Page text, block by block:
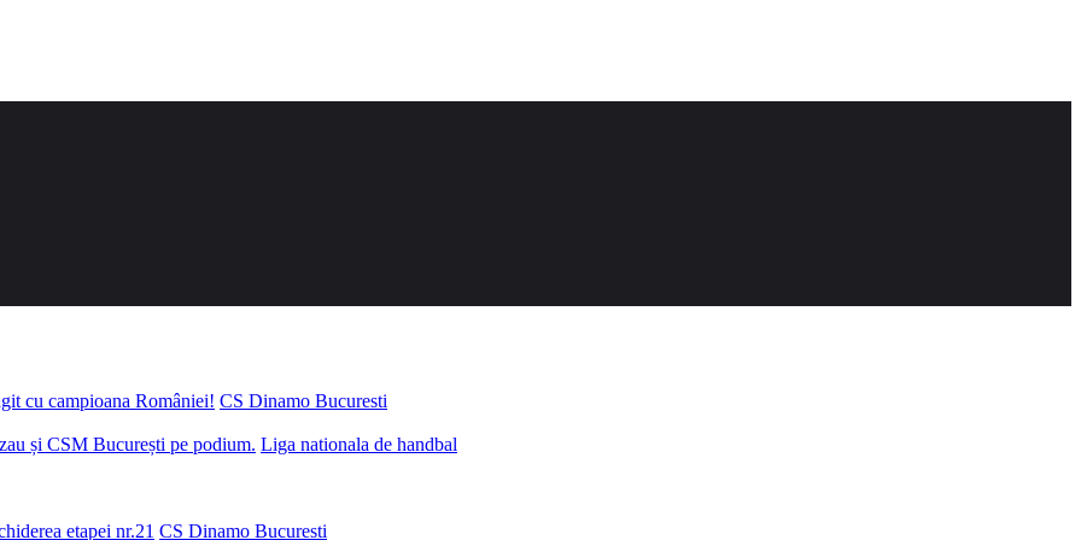
cu campioana României! CS Dinamo Bucuresti
și CSM București pe podium. Liga nationala de handbal
etapei nr.21 CS Dinamo Bucuresti